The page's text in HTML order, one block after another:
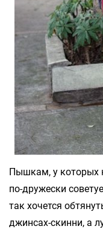
Пышкам, у которых
по-дружески
так хочется
джинсах-скинни, а